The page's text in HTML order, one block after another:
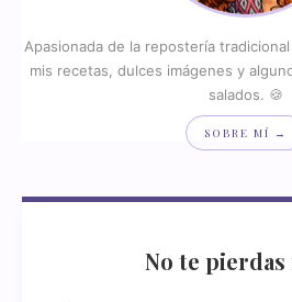
Apasionada de la repostería
mis recetas, dulces imágenes y
salados. 🍪
SOBRE MÍ →
No te pierdas